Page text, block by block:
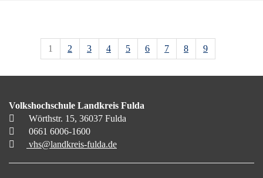
1 2 3 4 5 6 7 8 9
Volkshochschule Landkreis Fulda
Wörthstr. 15, 36037 Fulda
0661 6006-1600
vhs@landkreis-fulda.de